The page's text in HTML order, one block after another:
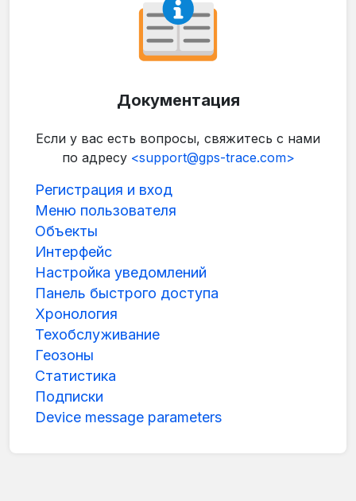
Документация
Если у вас есть вопросы, свяжитесь с нами
по адресу<support@gps-trace.com>
Регистрация и вход
Меню пользователя
Объекты
Интерфейс
Настройка уведомлений
Панель быстрого доступа
Хронология
Техобслуживание
Геозоны
Статистика
Подписки
Device message parameters